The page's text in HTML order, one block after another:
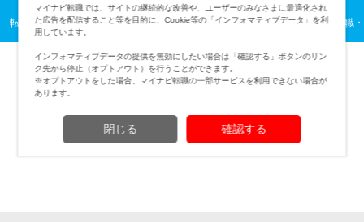
転職TOP 医薬・食品・化学・素材から探す 医薬・食品・化学・素材の転職
(c) Mynavi Corporation
マイナビ転職では、サイトの継続的な改善や、ユーザーのみなさまに最適化され
た広告を配信すること等を目的に、Cookie等の「インフォマティブデータ」を利
用しています。
インフォマティブデータの提供を無効にしたい場合は「確認する」ボタンのリン
ク先から停止（オプトアウト）を行うことができます。
※オプトアウトをした場合、マイナビ転職の一部サービスを利用できない場合が
あります。
閉じる 確認する